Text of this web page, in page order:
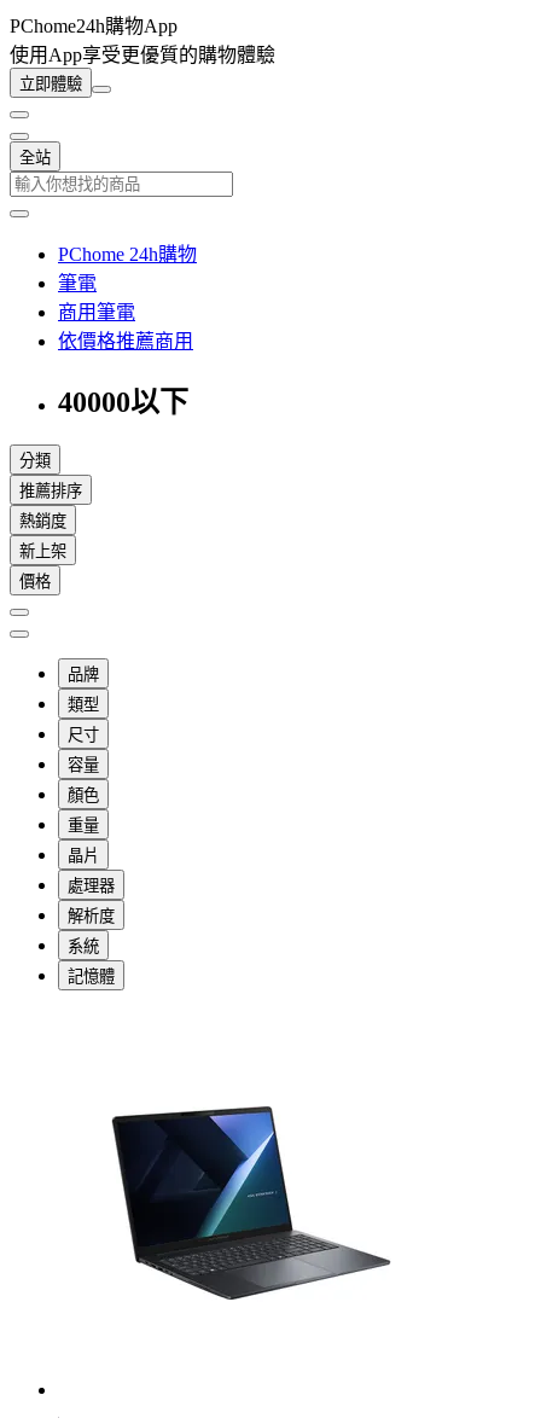
PChome24h購物App
使用App享受更優質的購物體驗
立即體驗
全站
PChome 24h購物
筆電
商用筆電
依價格推薦商用
40000以下
分類
推薦排序
熱銷度
新上架
價格
品牌
類型
尺寸
容量
顏色
重量
晶片
處理器
解析度
系統
記憶體